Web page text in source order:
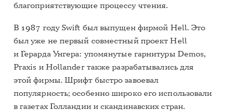
благоприятствующие процессу чтения.
В 1987 году Swift был выпущен фирмой Hell. Это
был уже не первый совместный проект Hell
и Герарда Унгера: упомянутые гарнитуры Demos,
Praxis и Hollander также разрабатывались для
этой фирмы. Шрифт быстро завоевал
популярность; особенно широко его использовали
в газетах Голландии и скандинавских стран.